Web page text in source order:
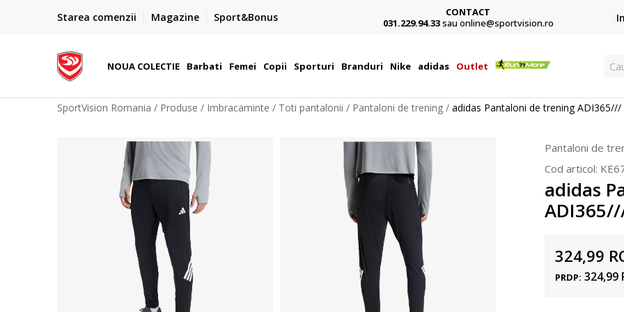
Starea comenzii Magazine Sport&Bonus
Plateste cu cardul in siguranta prin WSPay - Visa, MasterCard,
CONTACT
031.229.94.33sau online@sportvision.ro
NOUA COLECTIE Barbati Femei Copii Sporturi Branduri Nike adidas Outlet
SportVision Romania Produse Imbracaminte Toti pantalonii Pantaloni de trening adidas Pantaloni de trening ADI365///
Pantaloni de
Cod articol:
adidas
324,99
PRDP: 324,99